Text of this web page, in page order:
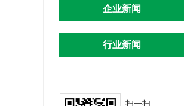
企业新闻
行业新闻
扫一扫